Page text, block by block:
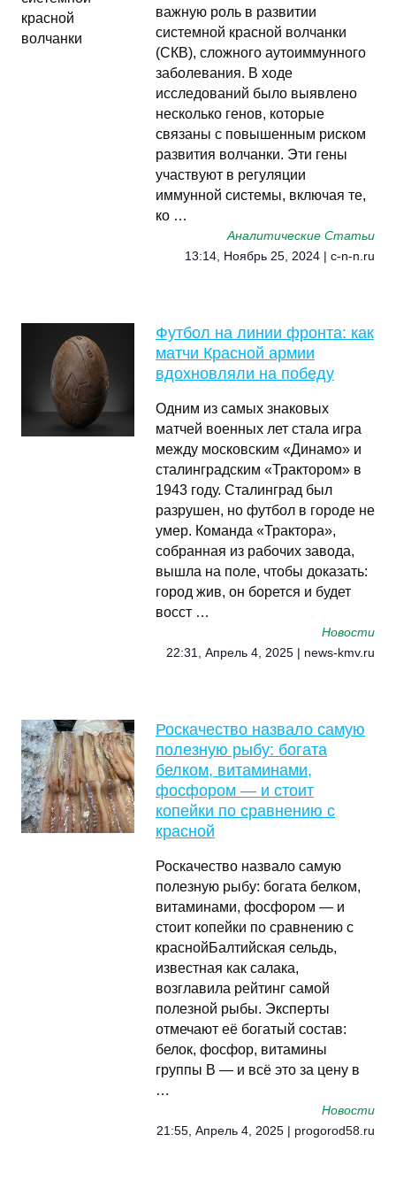
важную роль в развитии
системной красной волчанки
(СКВ), сложного аутоиммунного
заболевания. В ходе
исследований было выявлено
несколько генов, которые
связаны с повышенным риском
развития волчанки. Эти гены
участвуют в регуляции
иммунной системы, включая те,
ко …
Аналитические Статьи
13:14, Ноябрь 25, 2024 | c-n-n.ru
Футбол на линии фронта: как
матчи Красной армии
вдохновляли на победу
Одним из самых знаковых
матчей военных лет стала игра
между московским «Динамо» и
сталинградским «Трактором» в
1943 году. Сталинград был
разрушен, но футбол в городе не
умер. Команда «Трактора»,
собранная из рабочих завода,
вышла на поле, чтобы доказать:
город жив, он борется и будет
восст …
Новости
22:31, Апрель 4, 2025 | news-kmv.ru
Роскачество назвало самую
полезную рыбу: богата
белком, витаминами,
фосфором — и стоит
копейки по сравнению с
красной
Роскачество назвало самую
полезную рыбу: богата белком,
витаминами, фосфором — и
стоит копейки по сравнению с
краснойБалтийская сельдь,
известная как салака,
возглавила рейтинг самой
полезной рыбы. Эксперты
отмечают её богатый состав:
белок, фосфор, витамины
группы В — и всё это за цену в
…
Новости
21:55, Апрель 4, 2025 | progorod58.ru